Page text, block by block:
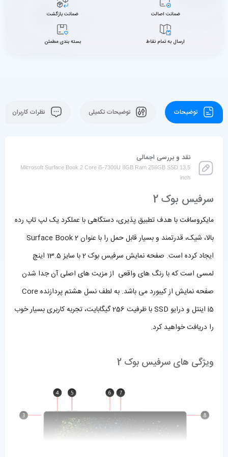
ضمانت اصالت ضمانت بازگشت
ارسال به تمام نقاط بسته بندی مطمئن
توضیحات توضیحات تکمیلی نظرات کاربران
نقد و بررسی اجمالی
Microsoft Surface Book 2 Core i5-7300U 8GB Ram 256GB SSD 13.5
inch
سرفیس بوک 2
مایکروسافت با هدف تطبیق پذیری، دستگاهی با عملکرد یک لپ تاپ رده
بالا، شیک، قدرتمند و بسیار قابل حمل را با عنوان Surface Book 2
ایجاد کرده است. صفحه نمایش سرفیس بوک 2 با سایز 13.5 اینچ
لمسی است که با رنگ های واقعی از مزیت های اصلی آن جدا شدن
صفحه نمایش از کیبورد می باشد. به لطف نسل هشتم پردازنده Core
i5 اینتل و درایو SSD با ظرفیت 256 گیگابایت، تجربه کاربری بسیار خوب
را دریافت خواهید کرد.
ویژگی های سرفیس بوک 2